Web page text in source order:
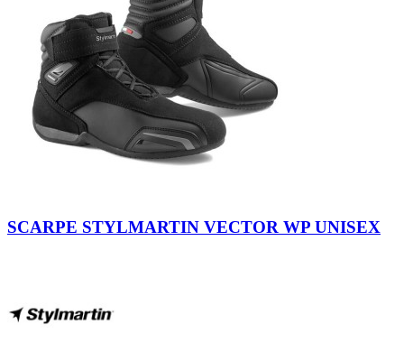
-SCARPE STYLMARTIN VECTOR WP UNISEX